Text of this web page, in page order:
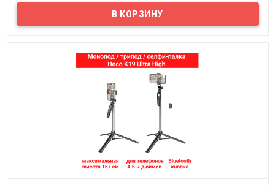
Крепление на голову для смартфонов и камер GoPro, SJCAM,
Xiaomi, Digma, X-TRY, Ginzzu и др.